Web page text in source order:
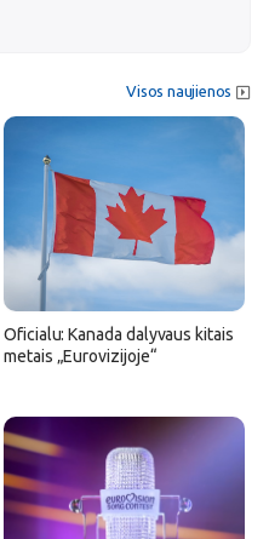
Visos naujienos
Oficialu: Kanada dalyvaus kitais
metais „Eurovizijoje“